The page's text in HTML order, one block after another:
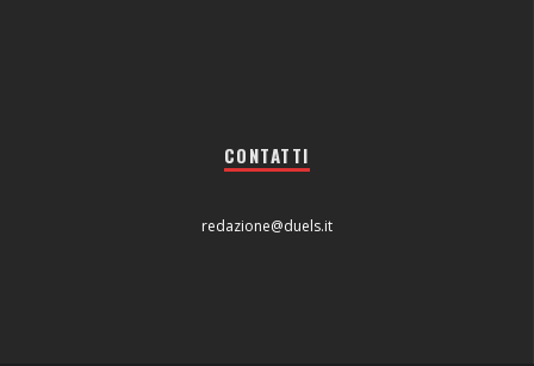
CONTATTI
redazione@duels.it